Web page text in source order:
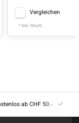
Vergleichen
* Inkl. MwSt.
ab CHF 50.-